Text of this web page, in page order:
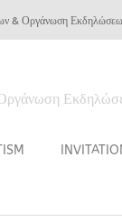
& Οργάνωση